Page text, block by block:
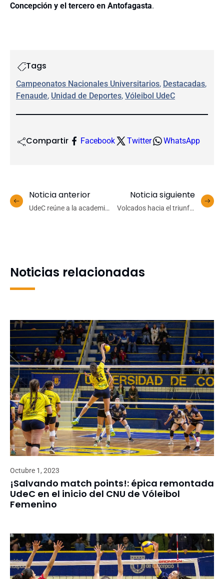
Concepción y el tercero en Antofagasta.
Tags
Campeonatos Nacionales Universitarios, Destacadas
Fenaude, Unidad de Deportes, Vóleibol UdeC
Compartir Facebook Twitter WhatsApp
Noticia anterior
UdeC reúne a la academia
Noticia siguiente
Volcados hacia el triunfo:
Noticias relacionadas
Octubre 1, 2023
¡Salvando match points!: épica remontada
UdeC en el inicio del CNU de Vóleibol
Femenino